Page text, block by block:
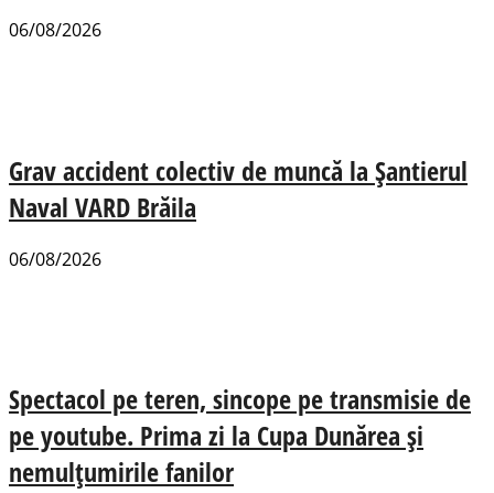
06/08/2026
Grav accident colectiv de muncă la Șantierul
Naval VARD Brăila
06/08/2026
Spectacol pe teren, sincope pe transmisie de
pe youtube. Prima zi la Cupa Dunărea și
nemulțumirile fanilor